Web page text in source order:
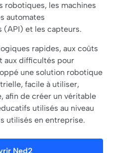
robotiques, les machines
automates
(API) et les capteurs.
rapides, aux coûts
aux difficultés pour
une solution robotique
facile à utiliser,
afin de créer un véritable
utilisés au niveau
utilisés en entreprise.
Ned2